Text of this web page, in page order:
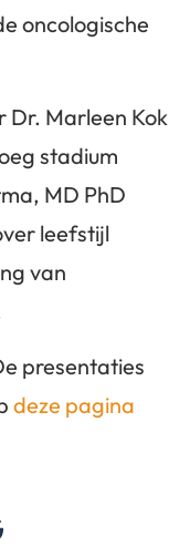
oncologische
Dr. Marleen Kok
stadium
MD PhD
leefstijl
van
presentaties
deze pagina